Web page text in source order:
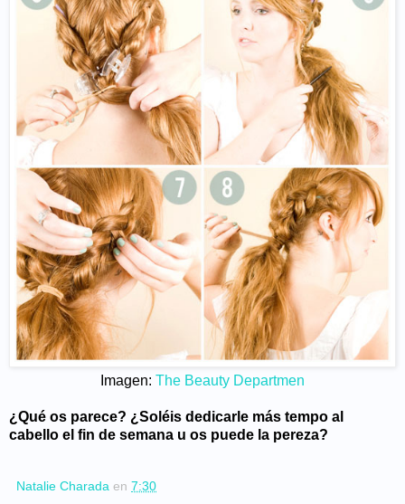
Imagen: The Beauty Departmen
¿Qué os parece? ¿Soléis dedicarle más tempo al
cabello el fin de semana u os puede la pereza?
Natalie Charada en 7:30